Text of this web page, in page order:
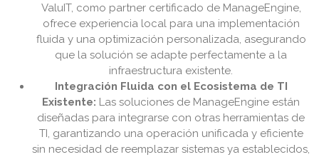
ValuIT, como partner certificado de ManageEngine,
ofrece experiencia local para una implementación
fluida y una optimización personalizada, asegurando
que la solución se adapte perfectamente a la
infraestructura existente.
Integración Fluida con el Ecosistema de TI
Existente: Las soluciones de ManageEngine están
diseñadas para integrarse con otras herramientas de
TI, garantizando una operación unificada y eficiente
sin necesidad de reemplazar sistemas ya establecidos,